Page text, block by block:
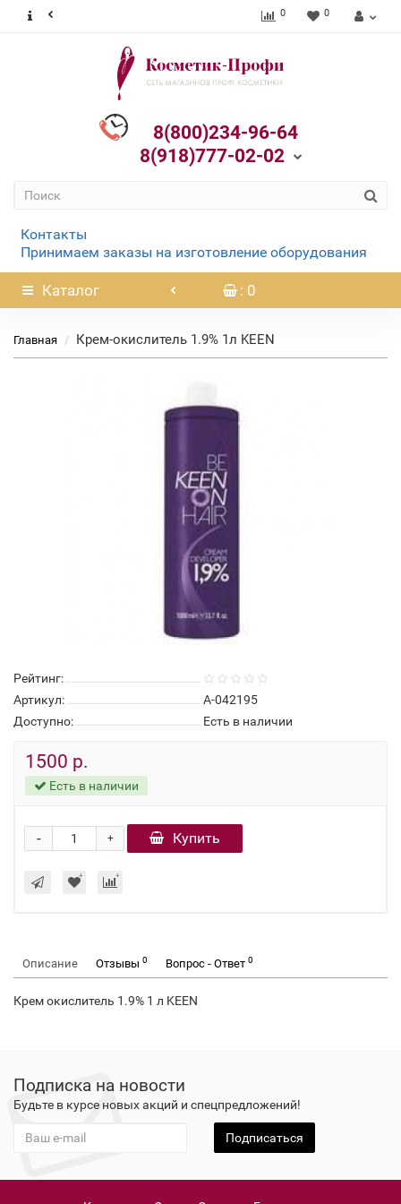
0 0
8(800)234-96-64
8(918)777-02-02
Контакты
Принимаем заказы на изготовление оборудования
Каталог : 0
Главная Крем-окислитель 1.9% 1л KEEN
Рейтинг:
Артикул:
А-042195
Доступно:
Есть в наличии
1500 р.
Есть в наличии
+
- Купить
Описание Отзывы 0 Вопрос - Ответ 0
Крем окислитель 1.9% 1 л KEEN
Подписка на новости
Будьте в курсе новых акций и спецпредложений!
Подписаться